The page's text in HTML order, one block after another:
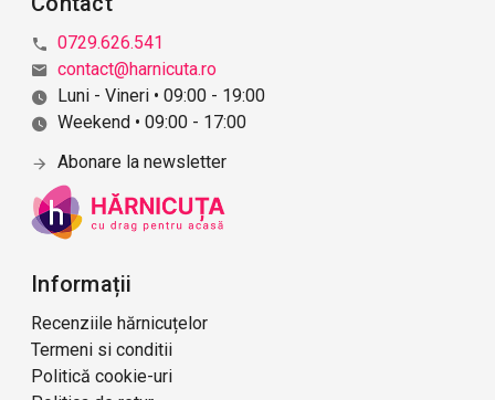
0729.626.541
contact@harnicuta.ro
Luni - Vineri • 09:00 - 19:00
Weekend • 09:00 - 17:00
Abonare la newsletter
Informații
Recenziile hărnicuțelor
Termeni si conditii
Politică cookie-uri